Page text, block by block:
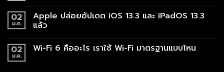
02
ม.ค.
Apple ปล่อยอัปเดต iOS 13.3 และ iPadOS 13.3
แล้ว
02
ม.ค.
Wi-Fi 6 คืออะไร เราใช้ Wi-Fi มาตรฐานแบบไหน